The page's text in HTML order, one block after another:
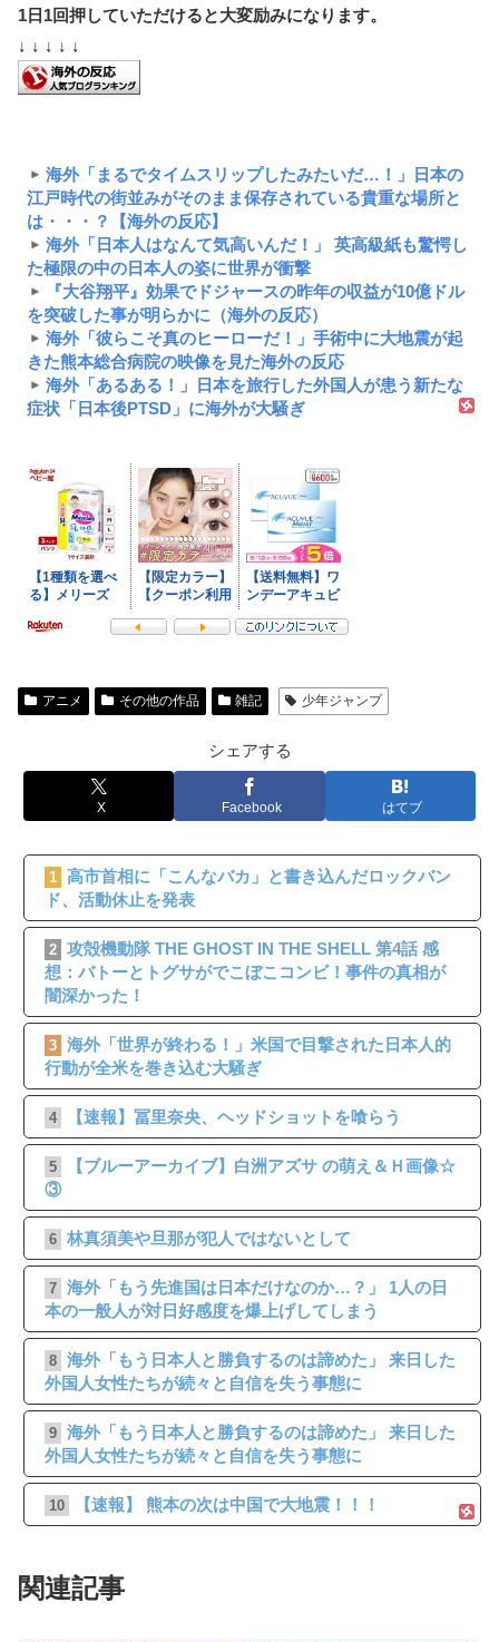
1日1回押していただけると大変励みになります。
↓ ↓ ↓ ↓ ↓
海外「まるでタイムスリップしたみたいだ…！」日本の
江戸時代の街並みがそのまま保存されている貴重な場所と
は・・・？【海外の反応】
海外「日本人はなんて気高いんだ！」 英高級紙も驚愕し
た極限の中の日本人の姿に世界が衝撃
『大谷翔平』効果でドジャースの昨年の収益が10億ドル
を突破した事が明らかに（海外の反応）
海外「彼らこそ真のヒーローだ！」手術中に大地震が起
きた熊本総合病院の映像を見た海外の反応
海外「あるある！」日本を旅行した外国人が患う新たな
症状「日本後PTSD」に海外が大騒ぎ
アニメ その他の作品 雑記 少年ジャンプ
シェアする
X Facebook はてブ
1 高市首相に「こんなバカ」と書き込んだロックバン
ド、活動休止を発表
2 攻殻機動隊 THE GHOST IN THE SHELL 第4話 感
想：バトーとトグサがでこぼこコンビ！事件の真相が
闇深かった！
3 海外「世界が終わる！」米国で目撃された日本人的
行動が全米を巻き込む大騒ぎ
4 【速報】冨里奈央、ヘッドショットを喰らう
5
【ブルーアーカイブ】白洲アズサ の萌え＆Ｈ画像☆
③
6 林真須美や旦那が犯人ではないとして
7 海外「もう先進国は日本だけなのか…？」 1人の日
本の一般人が対日好感度を爆上げしてしまう
8 海外「もう日本人と勝負するのは諦めた」 来日した
外国人女性たちが続々と自信を失う事態に
9 海外「もう日本人と勝負するのは諦めた」 来日した
外国人女性たちが続々と自信を失う事態に
10 【速報】 熊本の次は中国で大地震！！！
関連記事